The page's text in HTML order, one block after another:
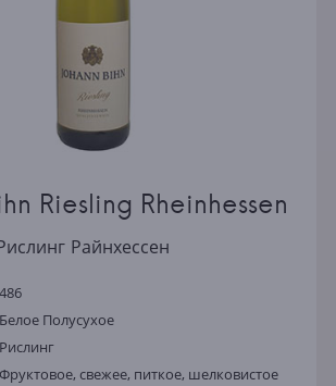
Riesling Rheinhessen
Райнхессен
486
Белое Полусухое
Рислинг
Фруктовое, свежее, питкое, шелковистое